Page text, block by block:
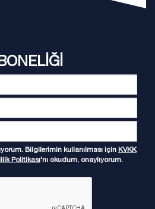
Bilgilerimin kullanılması için KVKK
Politikası'nı okudum, onaylıyorum.